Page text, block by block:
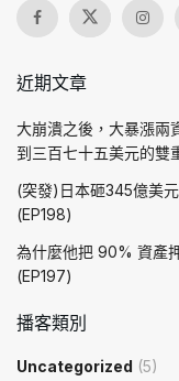
近期文章
大崩潰之後，大暴漲兩
到三百七十五美元的雙
(突發)日本砸345億美
(EP198)
為什麼他把 90% 資產
(EP197)
播客類別
Uncategorized (5)